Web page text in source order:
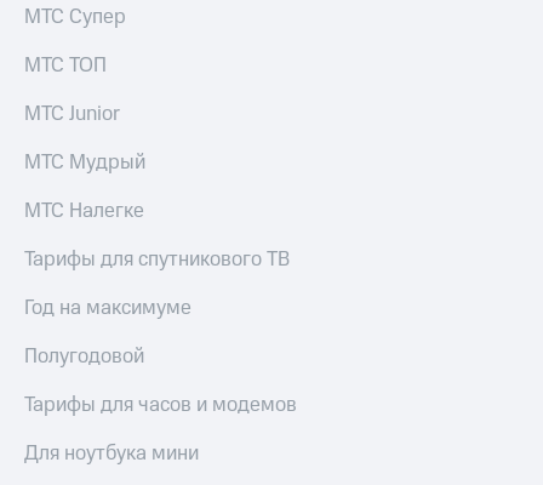
МТС Супер
МТС ТОП
МТС Junior
МТС Мудрый
МТС Налегке
Тарифы для спутникового ТВ
Год на максимуме
Полугодовой
Тарифы для часов и модемов
Для ноутбука мини